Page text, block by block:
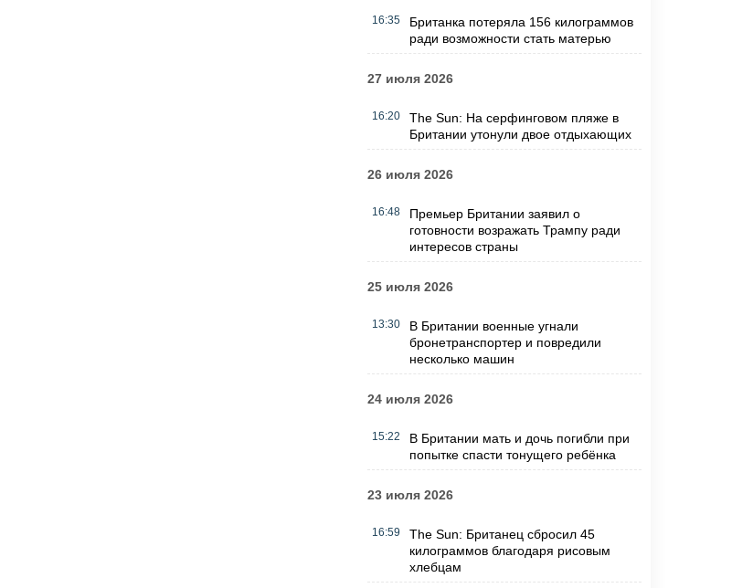
16:35
Британка потеряла 156 килограммов
ради возможности стать матерью
27 июля 2026
16:20
The Sun: На серфинговом пляже в
Британии утонули двое отдыхающих
26 июля 2026
16:48
Премьер Британии заявил о
готовности возражать Трампу ради
интересов страны
25 июля 2026
13:30
В Британии военные угнали
бронетранспортер и повредили
несколько машин
24 июля 2026
15:22
В Британии мать и дочь погибли при
попытке спасти тонущего ребёнка
23 июля 2026
16:59
The Sun: Британец сбросил 45
килограммов благодаря рисовым
хлебцам